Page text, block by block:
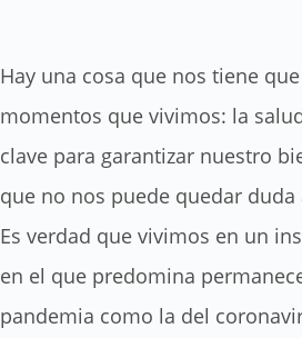
Hay una cosa que nos tiene
momentos que vivimos: la
clave para garantizar nuestro
que no nos puede quedar
Es verdad que vivimos en un
en el que predomina
pandemia como la del